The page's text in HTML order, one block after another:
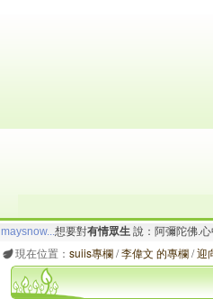
maysnow...想要對有情眾生說：阿彌陀佛.
玲瓏虹想要對有情眾生說：阿彌陀佛.一切
現在位置： suiis專欄/李偉文 的專欄/迎